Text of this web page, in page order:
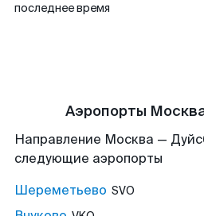
последнее время
Аэропорты
Направление Москва —
следующие аэропорты
Шереметьево SVO